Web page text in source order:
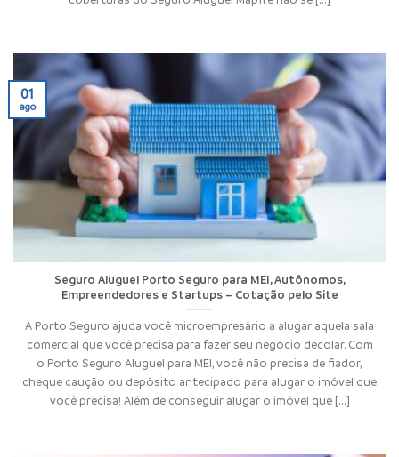
Seguro Aluguel Porto Seguro para MEI, Autônomos,
Empreendedores e Startups – Cotação pelo Site
A Porto Seguro ajuda você microempresário a alugar aquela sala
comercial que você precisa para fazer seu negócio decolar. Com
o Porto Seguro Aluguel para MEI, você não precisa de fiador,
cheque caução ou depósito antecipado para alugar o imóvel que
você precisa! Além de conseguir alugar o imóvel que [...]
01
ago